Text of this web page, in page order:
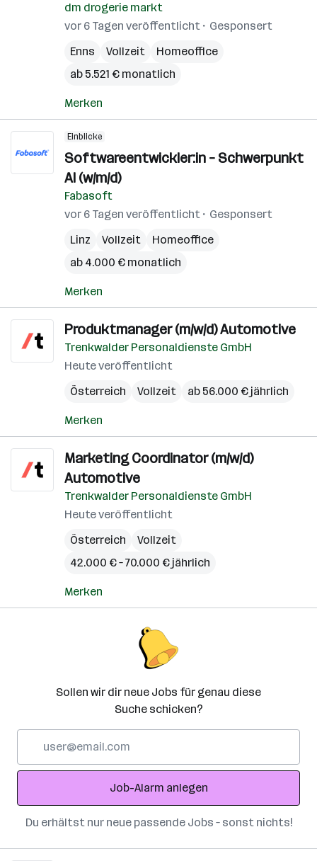
dm drogerie markt
vor 6 Tagen veröffentlicht
Gesponsert
Enns
Vollzeit
Homeoffice
ab 5.521 € monatlich
Merken
Einblicke
Softwareentwickler:in – Schwerpunkt
AI (w/m/d)
Fabasoft
vor 6 Tagen veröffentlicht
Gesponsert
Linz
Vollzeit
Homeoffice
ab 4.000 € monatlich
Merken
Produktmanager (m/w/d) Automotive
Trenkwalder Personaldienste GmbH
Heute veröffentlicht
Österreich
Vollzeit ab 56.000 € jährlich
Merken
Marketing Coordinator (m/w/d)
Automotive
Trenkwalder Personaldienste GmbH
Heute veröffentlicht
Österreich
Vollzeit
42.000 € – 70.000 € jährlich
Merken
Sollen wir dir neue Jobs für genau diese
Suche schicken?
Adresse
Job-Alarm anlegen
Du erhältst nur neue passende Jobs – sonst nichts!